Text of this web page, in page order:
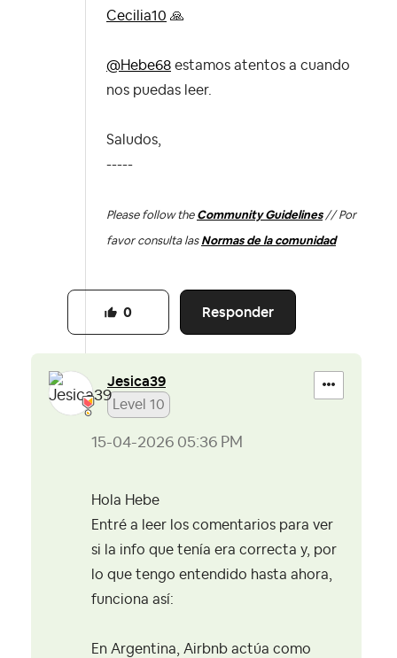
Cecilia10 🙏
@Hebe68 estamos atentos a cuando
nos puedas leer.
Saludos,
-----
Please follow the Community Guidelines// Por
favor consulta las Normas de la comunidad
Responder
0
Jesica39
Level 10
‎15-04-2026 05:36 PM
Hola Hebe
Entré a leer los comentarios para ver
si la info que tenía era correcta y, por
lo que tengo entendido hasta ahora,
funciona así:
En Argentina, Airbnb actúa como